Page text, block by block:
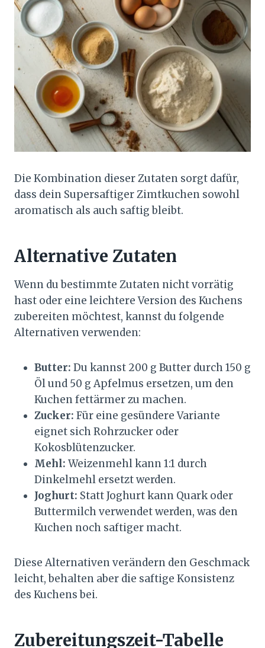
Die Kombination dieser Zutaten sorgt dafür,
dass dein Supersaftiger Zimtkuchen sowohl
aromatisch als auch saftig bleibt.
Alternative Zutaten
Wenn du bestimmte Zutaten nicht vorrätig
hast oder eine leichtere Version des Kuchens
zubereiten möchtest, kannst du folgende
Alternativen verwenden:
Butter: Du kannst 200 g Butter durch 150 g
Öl und 50 g Apfelmus ersetzen, um den
Kuchen fettärmer zu machen.
Zucker: Für eine gesündere Variante
eignet sich Rohrzucker oder
Kokosblütenzucker.
Mehl: Weizenmehl kann 1:1 durch
Dinkelmehl ersetzt werden.
Joghurt: Statt Joghurt kann Quark oder
Buttermilch verwendet werden, was den
Kuchen noch saftiger macht.
Diese Alternativen verändern den Geschmack
leicht, behalten aber die saftige Konsistenz
des Kuchens bei.
Zubereitungszeit-Tabelle